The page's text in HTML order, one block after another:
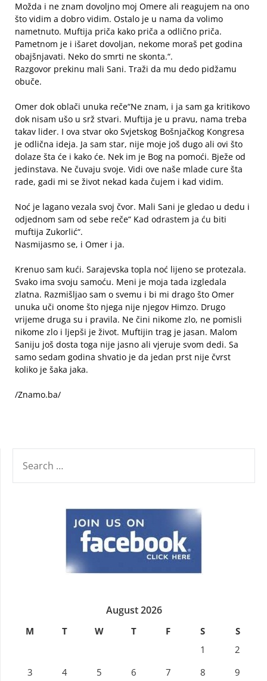
Možda i ne znam dovoljno moj Omere ali reagujem na ono
što vidim a dobro vidim. Ostalo je u nama da volimo
nametnuto. Muftija priča kako priča a odlično priča.
Pametnom je i išaret dovoljan, nekome moraš pet godina
obajšnjavati. Neko do smrti ne skonta.“.
Razgovor prekinu mali Sani. Traži da mu dedo pidžamu
obuče.
Omer dok oblači unuka reče“Ne znam, i ja sam ga kritikovo
dok nisam ušo u srž stvari. Muftija je u pravu, nama treba
takav lider. I ova stvar oko Svjetskog Bošnjačkog Kongresa
je odlična ideja. Ja sam star, nije moje još dugo ali ovi što
dolaze šta će i kako će. Nek im je Bog na pomoći. Bježe od
jedinstava. Ne čuvaju svoje. Vidi ove naše mlade cure šta
rade, gadi mi se život nekad kada čujem i kad vidim.
Noć je lagano vezala svoj čvor. Mali Sani je gledao u dedu i
odjednom sam od sebe reče“ Kad odrastem ja ću biti
muftija Zukorlić“.
Nasmijasmo se, i Omer i ja.
Krenuo sam kući. Sarajevska topla noć lijeno se protezala.
Svako ima svoju samoću. Meni je moja tada izgledala
zlatna. Razmišljao sam o svemu i bi mi drago što Omer
unuka uči onome što njega nije njegov Himzo. Drugo
vrijeme druga su i pravila. Ne čini nikome zlo, ne pomisli
nikome zlo i ljepši je život. Muftijin trag je jasan. Malom
Saniju još dosta toga nije jasno ali vjeruje svom dedi. Sa
samo sedam godina shvatio je da jedan prst nije čvrst
koliko je šaka jaka.
/Znamo.ba/
FOR:
August 2026
M T W T F S
S
1
2
3
4 5 6 7 8
9